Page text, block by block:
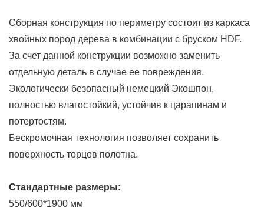
Сборная конструкция по периметру состоит из каркаса
хвойных пород дерева в комбинации с бруском HDF.
За счет данной конструкции возможно заменить
отдельную деталь в случае ее повреждения.
Экологически безопасный немецкий Экошпон,
полностью влагостойкий, устойчив к царапинам и
потертостям.
Бескромочная технология позволяет сохранить
поверхность торцов полотна.
Стандартные размеры:
550/600*1900 мм